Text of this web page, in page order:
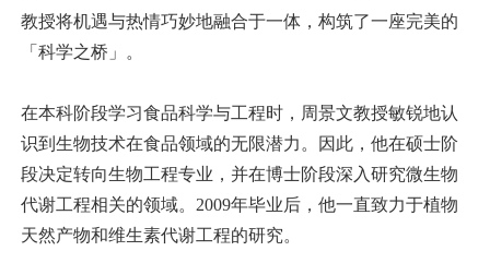
教授将机遇与热情巧妙地融合于一体，构筑了一座完美的
「科学之桥」。
在本科阶段学习食品科学与工程时，周景文教授敏锐地认
识到生物技术在食品领域的无限潜力。因此，他在硕士阶
段决定转向生物工程专业，并在博士阶段深入研究微生物
代谢工程相关的领域。2009年毕业后，他一直致力于植物
天然产物和维生素代谢工程的研究。